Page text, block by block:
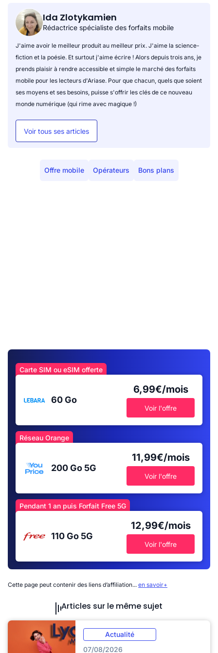
Ida Zlotykamien
Rédactrice spécialiste des forfaits mobile
J'aime avoir le meilleur produit au meilleur prix. J'aime la science-
fiction et la poésie. Et surtout j'aime écrire ! Alors depuis trois ans, je
prends plaisir à rendre accessible et simple le marché des forfaits
mobile pour les lecteurs d'Ariase. Pour que chacun, quels que soient
ses moyens et ses besoins, puisse s'offrir les clés de ce nouveau
monde numérique (qui rime avec magique !)
Voir tous ses articles
Offre mobile Opérateurs Bons plans
Carte SIM ou eSIM offerte
60 Go
6,99€/mois
Voir l'offre
Réseau Orange
200 Go 5G
11,99€/mois
Voir l'offre
Pendant 1 an puis Forfait Free 5G
110 Go 5G
12,99€/mois
Voir l'offre
Cette page peut contenir des liens d’affiliation... en savoir+
Articles sur le même sujet
Actualité
07/08/2026